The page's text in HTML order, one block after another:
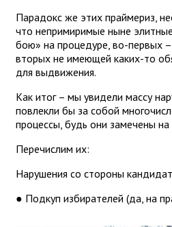
Парадокс же этих праймериз,
что непримиримые ныне
бою» на процедуре, во-первых
вторых не имеющей каких-то
для выдвижения.
Как итог – мы увидели массу
повлекли бы за собой
процессы, будь они замечены
Перечислим их:
Нарушения со стороны
● Подкуп избирателей (да, на